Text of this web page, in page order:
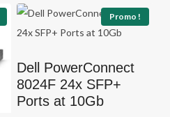
Promo !
Dell PowerConnect
8024F 24x SFP+
Ports at 10Gb